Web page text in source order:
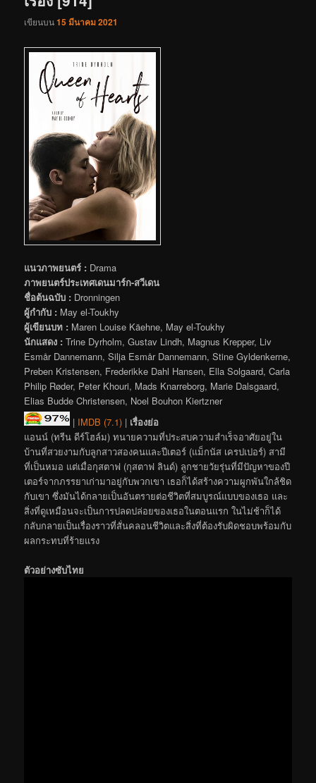
เขียนบน15 มีนาคม 2021
แนวภาพยนตร์ : Drama
ภาพยนตร์ประเทศเดนมาร์ก-สวีเดน
ชื่อต้นฉบับ : Dronningen
ผู้กำกับ : May el-Toukhy
ผู้เขียนบท : Maren Louise Käehne, May el-Toukhy
นักแสดง : Trine Dyrholm, Gustav Lindh, Magnus Krepper, Liv
Esmår Dannemann, Silja Esmår Dannemann, Stine Gyldenkerne,
Preben Kristensen, Frederikke Dahl Hansen, Ella Solgaard, Carla
Philip Røder, Peter Khouri, Mads Knarreborg, Marie Dalsgaard,
Elias Budde Christensen, Noel Bouhon Kiertzner
| IMDB (7.1) | เรื่องย่อ
แอนน์ (ทรีน ดีร์โฮล์ม) ทนายความที่ประสบความสำเร็จอาศัยอยู่ใน
บ้านที่สวยงามกับลูกสาวสองคนและปีเตอร์ (แม็กนัส เครปเปอร์) สามี
ที่เป็นหมอ แต่เมื่อกุสตาฟ (กุสตาฟ ลินด์) ลูกชายวัยรุ่นที่มีปัญหาของปี
เตอร์จากภรรยาเก่ามาอยู่กับพวกเขา เธอก็ได้สร้างความผูกพันใกล้ชิด
กับเขา ซึ่งมันได้กลายเป็นอันตรายต่อชีวิตที่สมบูรณ์แบบของเธอ และ
สิ่งที่ดูเหมือนจะเป็นการปลดปล่อยของเธอในตอนแรก ในไม่ช้าก็ได้
กลับกลายเป็นเรื่องราวที่สั่นคลอนชีวิตและสิ่งที่ต้องรับผิดชอบพร้อมกับ
ผลกระทบที่ร้ายแรง
ตัวอย่างซับไทย